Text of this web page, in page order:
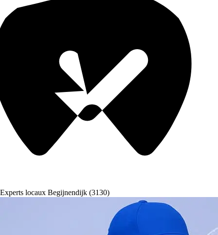
Experts locaux Begijnendijk (3130)